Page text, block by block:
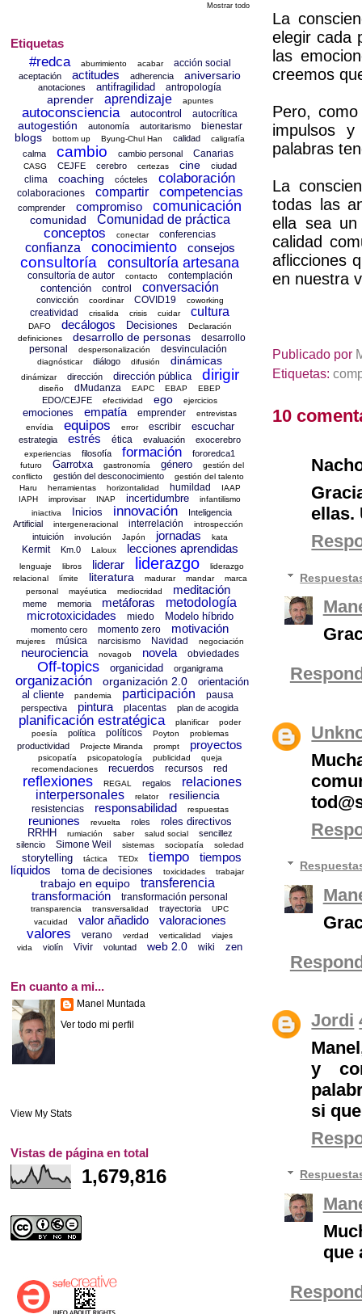
La
elegir cada
las
creemos
Pero,
impulsos
palabras
La
todas las
ella sea un
calidad
aflicciones
en nuestra
Publicado por
Etiquetas:
10
ellas.
Jordi
y
si
que
Mostrar todo
Etiquetas
#redca aburrimiento acabar acción social
aceptación actitudes adherencia aniversario
anotaciones antifragilidad antropología
aprender aprendizaje apuntes
autoconsciencia autocontrol autocrítica
autogestión autonomía autoritarismo bienestar
blogs bottom up Byung-Chul Han calidad caligrafía
calma cambio cambio personal Canarias
CASG CEJFE cerebro certezas cine ciudad
clima coaching cócteles colaboración
colaboraciones compartir competencias
comprender compromiso comunicación
comunidad Comunidad de práctica
conceptos conectar conferencias
confianza conocimiento consejos
consultoría consultoría artesana
consultoría de autor contacto contemplación
contención control conversación
convicción coordinar COVID19 coworking
creatividad crisalida crisis cuidar cultura
DAFO decálogos Decisiones
Declaración
definiciones
desarrollo de personas
desarrollo
personal
despersonalización desvinculación
diagnósticar diálogo difusión dinámicas
dinámizar dirección dirección pública dirigir
diseño dMudanza EAPC EBAP EBEP
EDO/CEJFE efectividad ego ejercicios
emociones empatía emprender
entrevistas
envídia
equipos error escribir escuchar
estrategia estrés ética evaluación exocerebro
experiencias filosofía formación fororedca1
futuro Garrotxa gastronomía género
gestión del
conflicto
gestión del desconocimiento
gestión del talento
Haru
herramientas horizontalidad humildad
IAAP
IAPH
improvisar INAP incertidumbre
infantilismo
iniactiva
Inicios innovación
Inteligencia
Artificial
intergeneracional interrelación introspección
intuición involución Japón jornadas kata
Kermit Km.0 Laloux lecciones aprendidas
lenguaje libros liderar liderazgo
liderazgo
relacional
límite literatura madurar mandar
marca
personal
mayéutica mediocridad meditación
meme memoria metáforas
metodología
microtoxicidades
miedo Modelo híbrido
momento cero momento zero motivación
mujeres música narcisismo Navidad negociación
neurociencia novagob novela obviedades
Off-topics organicidad organigrama
organización organización 2.0
orientación
al cliente
pandemia participación pausa
perspectiva pintura placentas plan de acogida
planificación estratégica planificar
poder
poesía
política políticos Poyton problemas
productividad Projecte Miranda prompt proyectos
psicopatía psicopatología publicidad
queja
recomendaciones
recuerdos recursos red
reflexiones REGAL regalos
relaciones
interpersonales
relator resiliencia
resistencias responsabilidad respuestas
reuniones revuelta roles
roles directivos
RRHH
rumiación saber salud social
sencillez
silencio
Simone Weil sistemas sociopatía soledad
storytelling táctica TEDx tiempo
tiempos
líquidos
toma de decisiones toxicidades trabajar
trabajo en equipo
transferencia
transformación
transformación personal
transparencia transversalidad trayectoria
UPC
vacuidad
valor añadido valoraciones
valores verano verdad verticalidad
viajes
vida
violín Vivir voluntad web 2.0 wiki zen
En cuanto a mi...
Manel Muntada
Ver todo mi perfil
View My Stats
Vistas de página en total
1,679,816